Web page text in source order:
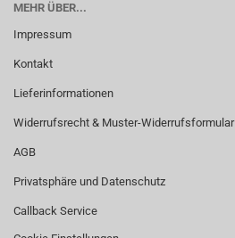
MEHR ÜBER...
Impressum
Kontakt
Lieferinformationen
Widerrufsrecht & Muster-Widerrufsformular
AGB
Privatsphäre und Datenschutz
Callback Service